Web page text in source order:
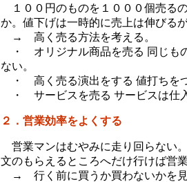
１００円のものを１０００個売る
か。値下げは一時的に売上は伸びる
→ 高く売る方法を考える。
・ オリジナル商品を売る 同じも
ない。
・ 高く売る演出をする 値打ちを
・ サービスを売る サービスは仕
２．営業効率をよくする
営業マンはむやみに走り回らない
文のもらえるところへだけ行けば営
→ 行く前に買うか買わないかを見